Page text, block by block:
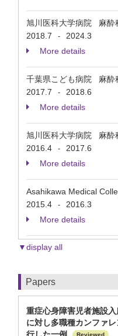
旭川医科大学病院 麻
2018.7
-
2024.3
More details
千葉県こども病院 麻酔
2017.7
-
2018.6
More details
旭川医科大学病院 麻
2016.4
-
2017.6
More details
Asahikawa Medical
2015.4
-
2016.3
More details
▼display all
Papers
重症心身障害児者施設
に対し多職種カンファ
Reviewed